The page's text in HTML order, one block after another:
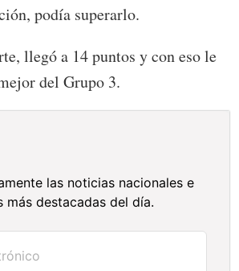
podía superarlo.
llegó a 14 puntos y con eso le
del Grupo 3.
las noticias nacionales e
más destacadas del día.